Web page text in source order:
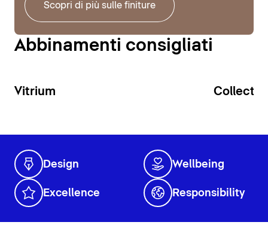
Scopri di più sulle finiture
Abbinamenti consigliati
Vitrium
Design Wellbeing
Excellence Responsibility